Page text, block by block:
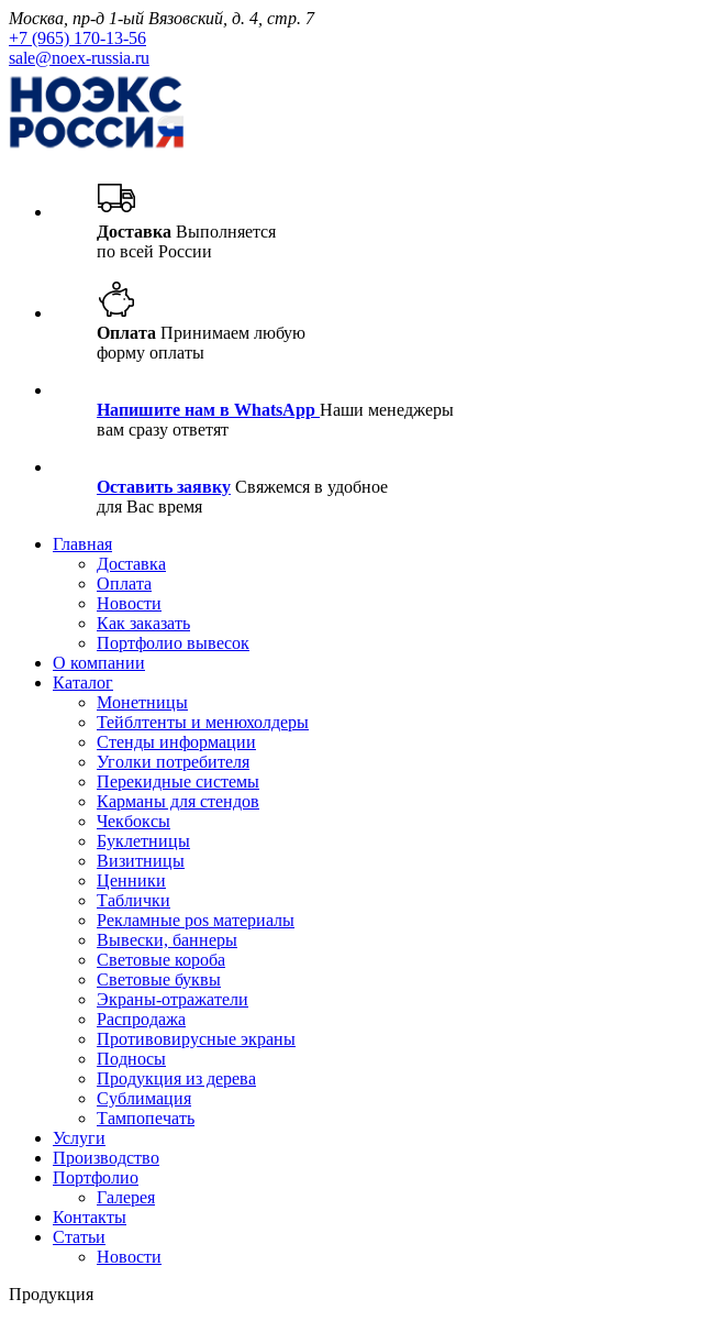
Москва, пр-д 1-ый Вязовский, д. 4, стр. 7
+7 (965) 170-13-56
sale@noex-russia.ru
Доставка Выполняется
по всей России
Оплата Принимаем любую
форму оплаты
Напишите нам в WhatsApp Наши менеджеры
вам сразу ответят
Оставить заявку Свяжемся в удобное
для Вас время
Главная
Доставка
Оплата
Новости
Как заказать
Портфолио вывесок
О компании
Каталог
Монетницы
Тейблтенты и менюхолдеры
Стенды информации
Уголки потребителя
Перекидные системы
Карманы для стендов
Чекбоксы
Буклетницы
Визитницы
Ценники
Таблички
Рекламные pos материалы
Вывески, баннеры
Световые короба
Световые буквы
Экраны-отражатели
Распродажа
Противовирусные экраны
Подносы
Продукция из дерева
Сублимация
Тампопечать
Услуги
Производство
Портфолио
Галерея
Контакты
Статьи
Новости
Продукция